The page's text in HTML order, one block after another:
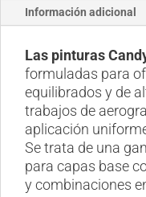
Información adicional
Las pinturas
formuladas para
equilibrados y de
trabajos de
aplicación
Se trata de una
para capas base
y combinaciones